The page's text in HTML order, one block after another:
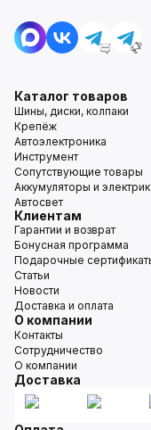
Каталог товаров
Шины, диски, колпаки
Крепёж
Автоэлектроника
Инструмент
Сопутствующие товары
Аккумуляторы и
Автосвет
Клиентам
Гарантии и возврат
Бонусная программа
Подарочные
Статьи
Новости
Доставка и оплата
О компании
Контакты
Сотрудничество
О компании
Доставка